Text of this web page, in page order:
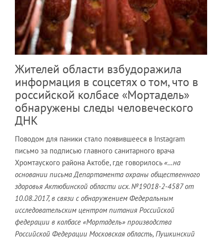
Жителей области взбудоражила
информация в соцсетях о том, что в
российской колбасе «Мортадель»
обнаружены следы человеческого
ДНК
Поводом для паники стало появившееся в Instagram
письмо за подписью главного санитарного врача
Хромтауского района Актобе, где говорилось«…на
основании письма Департамента охраны общественного
здоровья Актюбинской области исх. №19018-2-4587 от
10.08.2017, в связи с обнаружением Федеральным
исследовательским центром питания Российской
федерации в колбасе «Мортадель» производства
Российской Федерации Московская область, Пушкинский